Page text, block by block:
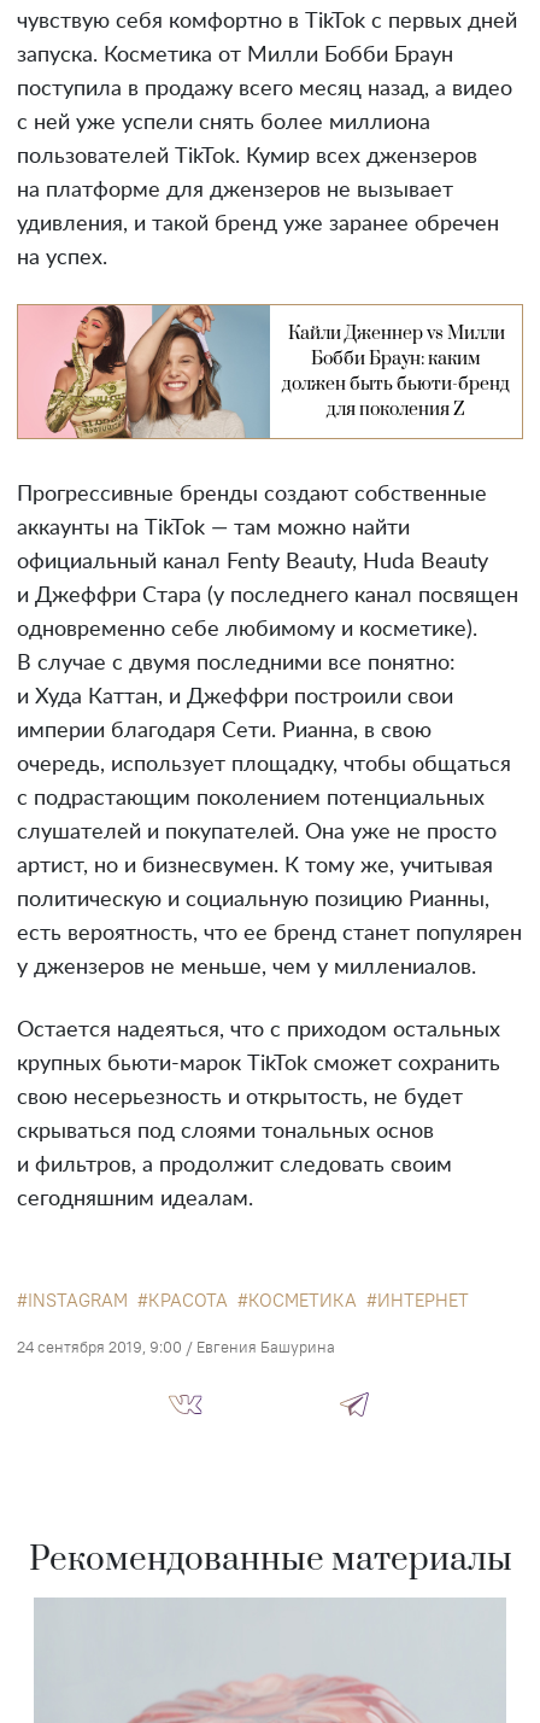
чувствую себя комфортно в TikTok с первых дней
запуска. Косметика от Милли Бобби Браун
поступила в продажу всего месяц назад, а видео
с ней уже успели снять более миллиона
пользователей TikTok. Кумир всех джензеров
на платформе для джензеров не вызывает
удивления, и такой бренд уже заранее обречен
на успех.
Кайли Дженнер vs Милли
Бобби Браун: каким
должен быть бьюти-бренд
для поколения Z
Прогрессивные бренды создают собственные
аккаунты на TikTok — там можно найти
официальный канал Fenty Beauty, Huda Beauty
и Джеффри Стара (у последнего канал посвящен
одновременно себе любимому и косметике).
В случае с двумя последними все понятно:
и Худа Каттан, и Джеффри построили свои
империи благодаря Сети. Рианна, в свою
очередь, использует площадку, чтобы общаться
с подрастающим поколением потенциальных
слушателей и покупателей. Она уже не просто
артист, но и бизнесвумен. К тому же, учитывая
политическую и социальную позицию Рианны,
есть вероятность, что ее бренд станет популярен
у джензеров не меньше, чем у миллениалов.
Остается надеяться, что с приходом остальных
крупных бьюти-марок TikTok сможет сохранить
свою несерьезность и открытость, не будет
скрываться под слоями тональных основ
и фильтров, а продолжит следовать своим
сегодняшним идеалам.
INSTAGRAM КРАСОТА КОСМЕТИКА ИНТЕРНЕТ
24 сентября 2019, 9:00 / Евгения Башурина
Рекомендованные материалы